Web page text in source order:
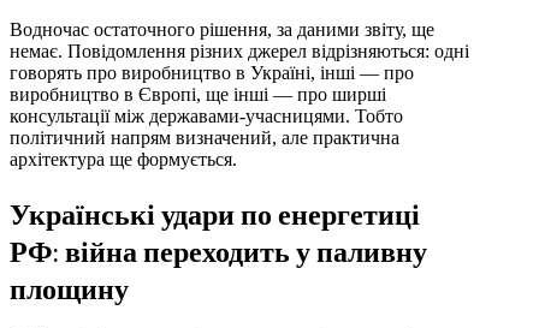
Водночас остаточного рішення, за даними звіту, ще
немає. Повідомлення різних джерел відрізняються: одні
говорять про виробництво в Україні, інші — про
виробництво в Європі, ще інші — про ширші
консультації між державами-учасницями. Тобто
політичний напрям визначений, але практична
архітектура ще формується.
Українські удари по енергетиці
РФ: війна переходить у паливну
площину